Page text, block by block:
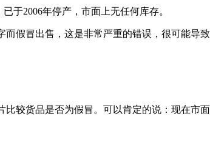
于2006年停产，市面上无任何库存。
假冒出售，这是非常严重的错误，很可能导
较货品是否为假冒。可以肯定的说：现在市面